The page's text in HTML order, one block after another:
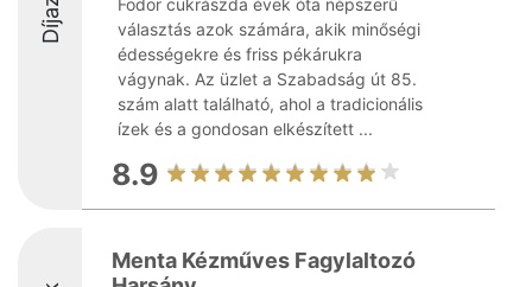
Fodor cukrászda évek óta népszerű
választás azok számára, akik minőségi
édességekre és friss pékárukra
vágynak. Az üzlet a Szabadság út 85.
szám alatt található, ahol a tradicionális
ízek és a gondosan elkészített ...
8.9
Menta Kézműves Fagylaltozó